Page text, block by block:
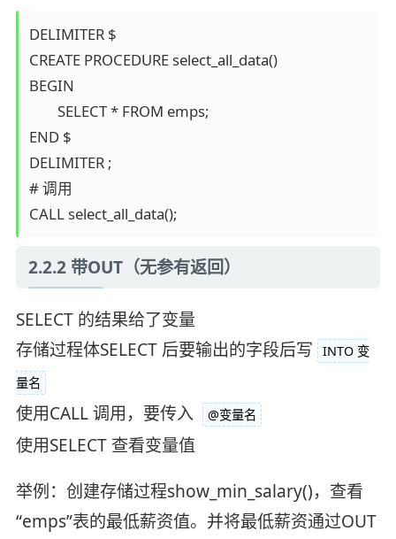
DELIMITER $
CREATE PROCEDURE select_all_data()
BEGIN
END $
DELIMITER ;
# 调用
CALL select_all_data();
2.2.2 带OUT（无参有返回）
SELECT 的结果给了变量
存储过程体SELECT 后要输出的字段后写
INTO 变
量名
使用CALL 调用，要传入 @变量名
使用SELECT 查看变量值
举例：创建存储过程show_min_salary()，查看
“emps”表的最低薪资值。并将最低薪资通过OUT